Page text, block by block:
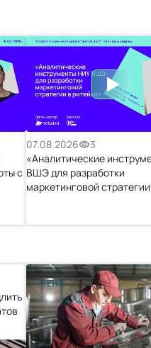
с
07.08.2026
3
«Аналитические
ВШЭ для разработки
маркетинговой
КЕЙС